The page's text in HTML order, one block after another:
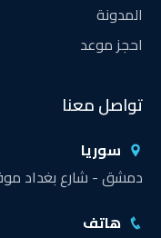
المدونة
احجز موعد
تواصل معنا
سوريا
دمشق - شارع بغداد
هاتف